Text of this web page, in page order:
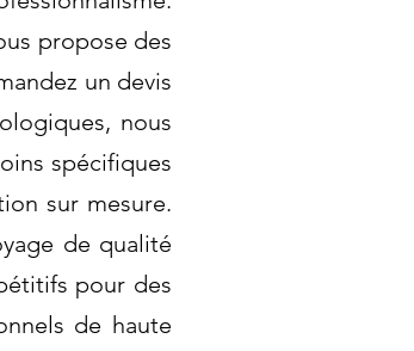
propose des
un devis
nous
spécifiques
sur mesure.
de qualité
pour des
de haute